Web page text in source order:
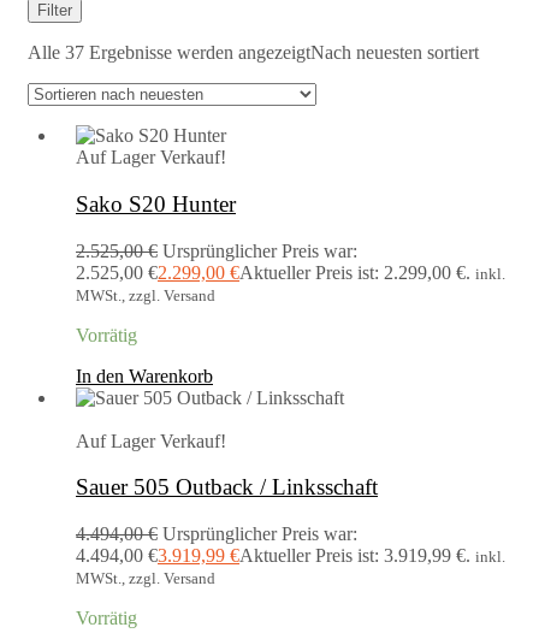
Filter
Alle 37 Ergebnisse werden angezeigtNach neuesten sortiert
Auf Lager Verkauf!
Sako S20 Hunter
2.525,00€ Ursprünglicher Preis war:
2.525,00 €2.299,00 €Aktueller Preis ist: 2.299,00 €. inkl.
MWSt., zzgl. Versand
Vorrätig
In den Warenkorb
Auf Lager Verkauf!
Sauer 505 Outback / Linksschaft
4.494,00€ Ursprünglicher Preis war:
4.494,00 €3.919,99 €Aktueller Preis ist: 3.919,99 €. inkl.
MWSt., zzgl. Versand
Vorrätig